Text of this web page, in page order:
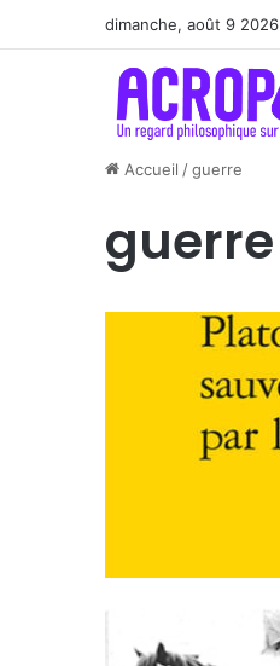
dimanche, août 9 2026
Accueil /guerre
guerre